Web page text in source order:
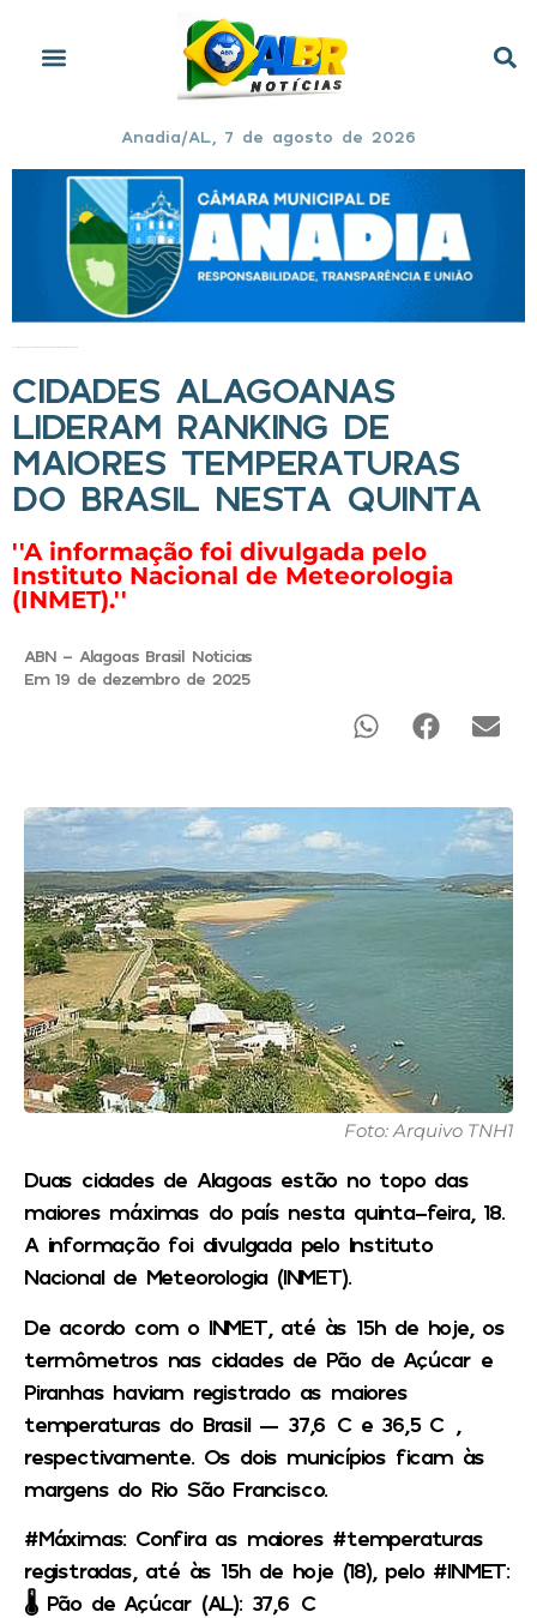
Anadia/AL, 7 de agosto de 2026
CIDADES ALAGOANAS
LIDERAM RANKING DE
MAIORES TEMPERATURAS
DO BRASIL NESTA QUINTA
''A informação foi divulgada pelo
Instituto Nacional de Meteorologia
(INMET).''
ABN - Alagoas Brasil Noticias
Em 19 de dezembro de 2025
Foto: Arquivo TNH1
Duas cidades de Alagoas estão no topo das
maiores máximas do país nesta quinta-feira, 18.
A informação foi divulgada pelo Instituto
Nacional de Meteorologia (INMET).
De acordo com o INMET, até às 15h de hoje, os
termômetros nas cidades de Pão de Açúcar e
Piranhas haviam registrado as maiores
temperaturas do Brasil — 37,6°C e 36,5 C°,
respectivamente. Os dois municípios ficam às
margens do Rio São Francisco.
#Máximas: Confira as maiores #temperaturas
registradas, até às 15h de hoje (18), pelo #INMET:
🌡 Pão de Açúcar (AL): 37,6°C